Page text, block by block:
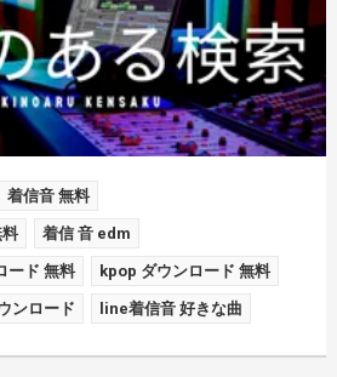
着信音 無料
着信 音 edm
ード 無料 kpop ダウンロード 無料
ンロード line着信音 好きな曲